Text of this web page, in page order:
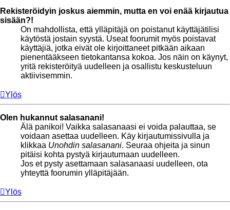
Rekisteröidyin joskus aiemmin, mutta en voi enää kirjautua
sisään?!
On mahdollista, että ylläpitäjä on poistanut käyttäjätilisi
käytöstä jostain syystä. Useat foorumit myös poistavat
käyttäjiä, jotka eivät ole kirjoittaneet pitkään aikaan
pienentääkseen tietokantansa kokoa. Jos näin on käynyt,
yritä rekisteröityä uudelleen ja osallistu keskusteluun
aktiivisemmin.
Ylös
Olen hukannut salasanani!
Älä panikoi! Vaikka salasanaasi ei voida palauttaa, se
voidaan asettaa uudelleen. Käy kirjautumissivulla ja
klikkaa Unohdin salasanani. Seuraa ohjeita ja sinun
pitäisi kohta pystyä kirjautumaan uudelleen.
Jos et pysty asettamaan salasanaasi uudelleen, ota
yhteyttä foorumin ylläpitäjään.
Ylös